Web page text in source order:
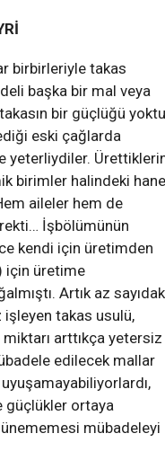
birbirleriyle takas
başka bir mal veya
bir güçlüğü
eski çağlarda
yeterliydiler.
birimler halindeki hane
aileler hem de
İşbölümünün
kendi için üretimden
için üretime
Artık az
işleyen takas usulü,
arttıkça yetersiz
edilecek mallar
güçlükler ortaya
mübadeleyi